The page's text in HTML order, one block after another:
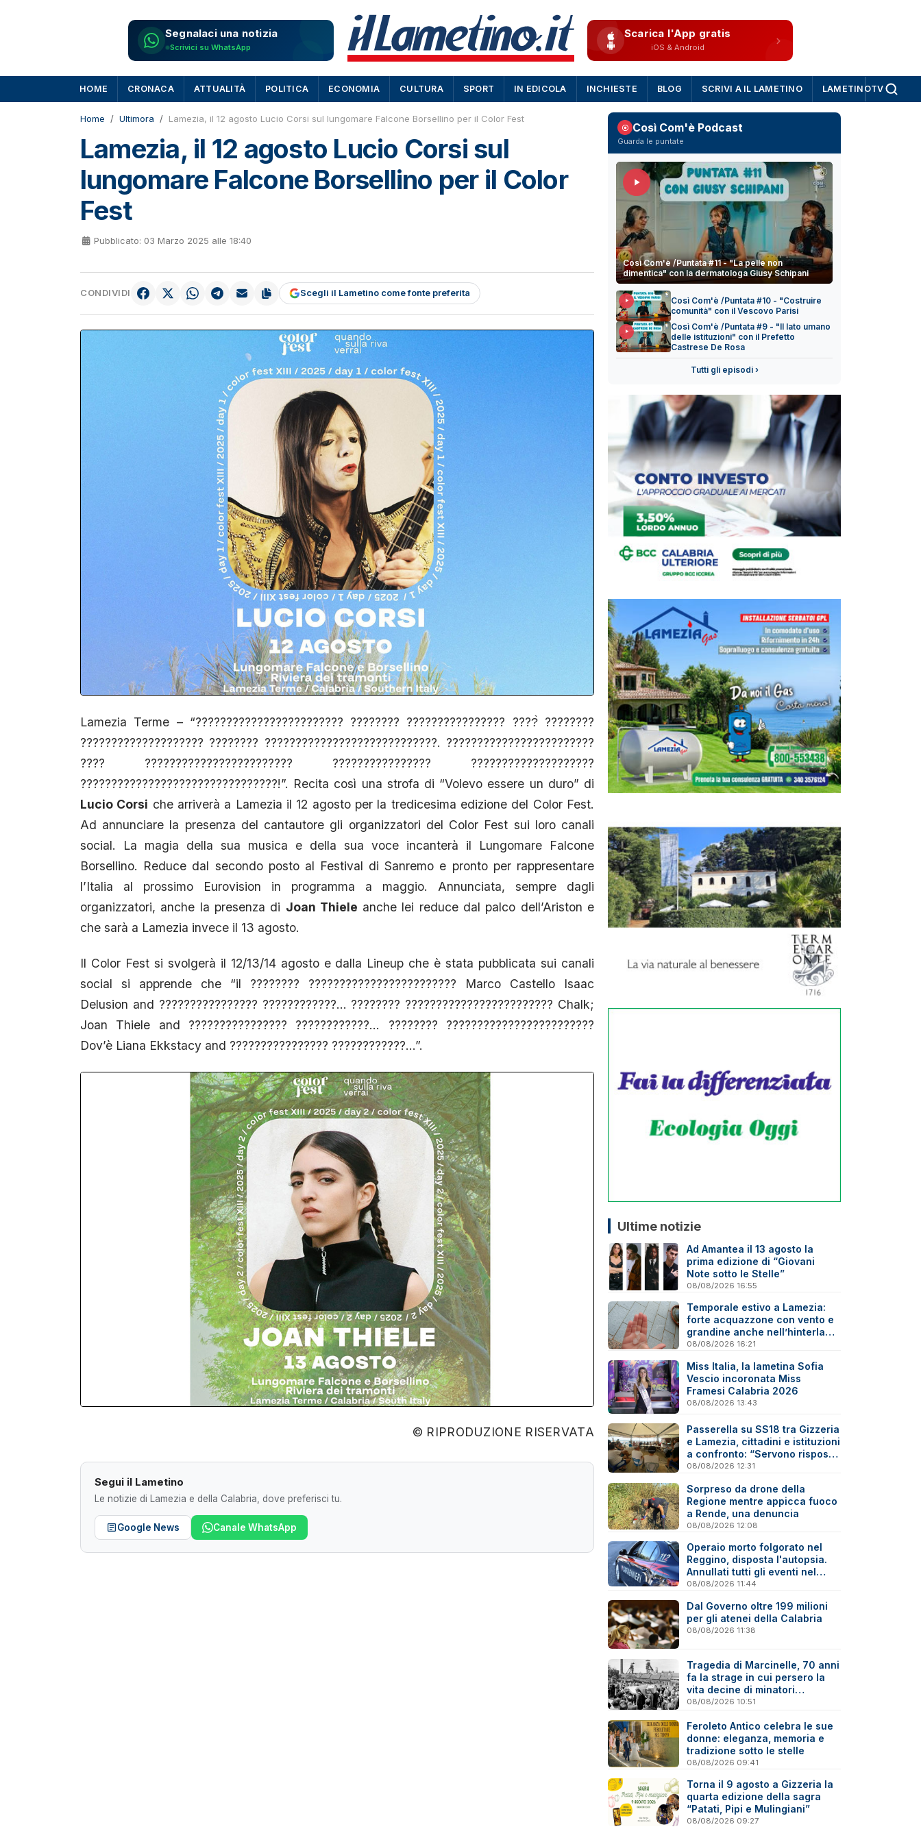
Segnalaci una notizia
Scrivici su WhatsApp
Scarica l'App gratis
iOS & Android
HOME CRONACA ATTUALITÀ POLITICA ECONOMIA CULTURA SPORT IN EDICOLA INCHIESTE BLOG SCRIVI A IL LAMETINO LAMETINOTV
Home Ultimora Lamezia, il 12 agosto Lucio Corsi sul lungomare Falcone Borsellino per il Color Fest
Lamezia, il 12 agosto Lucio Corsi sul
lungomare Falcone Borsellino per il Color
Fest
Pubblicato: 03 Marzo 2025 alle 18:40
CONDIVIDI Scegli il Lametino come fonte preferita
Lamezia Terme – “???????????????????????? ???????? ???????????????? ????̀ ????????
???????????????????? ???????? ????????????????????????????. ????????????????????????
???? ???????????????????????? ???????????????? ????????????????????
????????????????????????????????!”. Recita così una strofa di “Volevo essere un duro” di
Lucio Corsi che arriverà a Lamezia il 12 agosto per la tredicesima edizione del Color Fest.
Ad annunciare la presenza del cantautore gli organizzatori del Color Fest sui loro canali
social. La magia della sua musica e della sua voce incanterà il Lungomare Falcone
Borsellino. Reduce dal secondo posto al Festival di Sanremo e pronto per rappresentare
l’Italia al prossimo Eurovision in programma a maggio. Annunciata, sempre dagli
organizzatori, anche la presenza di Joan Thiele anche lei reduce dal palco dell’Ariston e
che sarà a Lamezia invece il 13 agosto.
Il Color Fest si svolgerà il 12/13/14 agosto e dalla Lineup che è stata pubblicata sui canali
social si apprende che “il ???????? ???????????????????????? Marco Castello Isaac
Delusion and ???????????????? ????????????… ???????? ???????????????????????? Chalk;
Joan Thiele and ???????????????? ????????????… ???????? ????????????????????????
Dov’è Liana Ekkstacy and ???????????????? ????????????…”.
© RIPRODUZIONE RISERVATA
Segui il Lametino
Le notizie di Lamezia e della Calabria, dove preferisci tu.
Google News Canale WhatsApp
Così Com'è Podcast
Guarda le puntate
Così Com'è /Puntata #11 - "La pelle non
dimentica" con la dermatologa Giusy Schipani
Così Com'è /Puntata #10 - "Costruire
comunità" con il Vescovo Parisi
Così Com'è /Puntata #9 - "Il lato umano
delle istituzioni" con il Prefetto
Castrese De Rosa
Tutti gli episodi ›
Ultime notizie
Ad Amantea il 13 agosto la
prima edizione di “Giovani
Note sotto le Stelle”
08/08/2026 16:55
Temporale estivo a Lamezia:
forte acquazzone con vento e
grandine anche nell’hinterland
- Video
08/08/2026 16:21
Miss Italia, la lametina Sofia
Vescio incoronata Miss
Framesi Calabria 2026
08/08/2026 13:43
Passerella su SS18 tra Gizzeria
e Lamezia, cittadini e istituzioni
a confronto: “Servono risposte
e tempi certi”
08/08/2026 12:31
Sorpreso da drone della
Regione mentre appicca fuoco
a Rende, una denuncia
08/08/2026 12:08
Operaio morto folgorato nel
Reggino, disposta l'autopsia.
Annullati tutti gli eventi nel
paese della tragedia
08/08/2026 11:44
Dal Governo oltre 199 milioni
per gli atenei della Calabria
08/08/2026 11:38
Tragedia di Marcinelle, 70 anni
fa la strage in cui persero la
vita decine di minatori
calabresi
08/08/2026 10:51
Feroleto Antico celebra le sue
donne: eleganza, memoria e
tradizione sotto le stelle
08/08/2026 09:41
Torna il 9 agosto a Gizzeria la
quarta edizione della sagra
“Patati, Pipi e Mulingiani”
08/08/2026 09:27